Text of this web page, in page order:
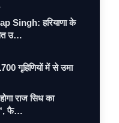
Singh: हरियाणा के
उ…
गृहिणियों में से उमा
राज सिध का
फै…